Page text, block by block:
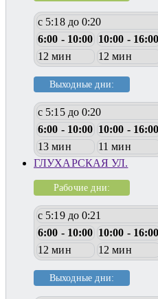
с 5:18 до 0:20
6:00 - 10:00 10:00 - 16:00
12 мин
12 мин
Выходные дни:
с 5:15 до 0:20
6:00 - 10:00 10:00 - 16:00
13 мин
11 мин
ГЛУХАРСКАЯ УЛ.
Рабочие дни:
с 5:19 до 0:21
6:00 - 10:00 10:00 - 16:00
12 мин
12 мин
Выходные дни: